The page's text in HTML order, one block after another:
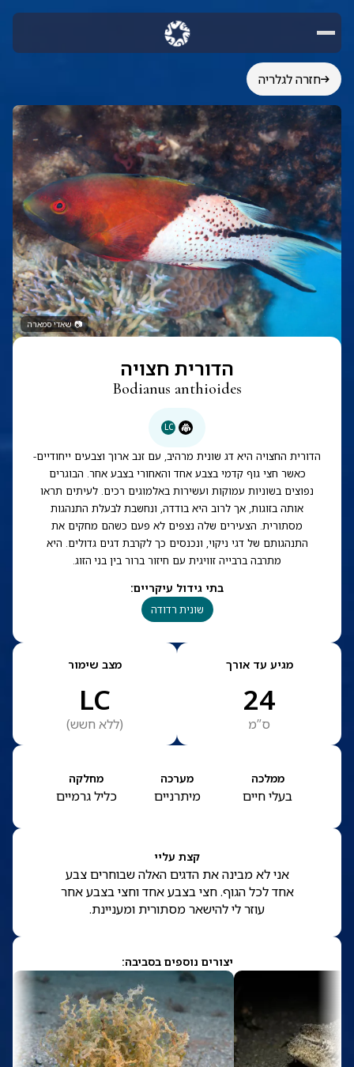
חזרה לגלריה
📷שאדי סמארה
הדורית חצויה
Bodianus anthioides
LC
הדורית החצויה היא דג שונית מרהיב, עם זנב ארוך וצבעים ייחודיים-
כאשר חצי גוף קדמי בצבע אחד והאחורי בצבע אחר. הבוגרים
נפוצים בשוניות עמוקות ועשירות באלמוגים רכים. לעיתים תראו
אותה בזוגות, אך לרוב היא בודדה, ונחשבת לבעלת התנהגות
מסתורית. הצעירים שלה נצפים לא פעם כשהם מחקים את
התנהגותם של דגי ניקוי, ונכנסים כך לקרבת דגים גדולים. היא
מתרבה ברבייה זוויגית עם חיזור ברור בין בני הזוג.
בתי גידול עיקריים:
שונית רדודה
מגיע עד אורך
24
ס”מ
מצב שימור
LC
(ללא חשש)
ממלכה
בעלי חיים
מערכה
מיתרניים
מחלקה
כליל גרמיים
קצת עליי
אני לא מבינה את הדגים האלה שבוחרים צבע
אחד לכל הגוף. חצי בצבע אחד וחצי בצבע אחר
עוזר לי להישאר מסתורית ומעניינת.
יצורים נוספים בסביבה: